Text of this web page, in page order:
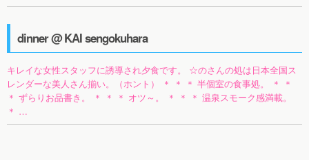
dinner @ KAI sengokuhara
キレイな女性スタッフに誘導され夕食です。 ☆のさんの処は日本全国ス
レンダーな美人さん揃い。（ホント） ＊ ＊ ＊ 半個室の食事処。 ＊ ＊
＊ ずらりお品書き。 ＊ ＊ ＊ オツ～。 ＊ ＊ ＊ 温泉スモーク感満載。
＊ …